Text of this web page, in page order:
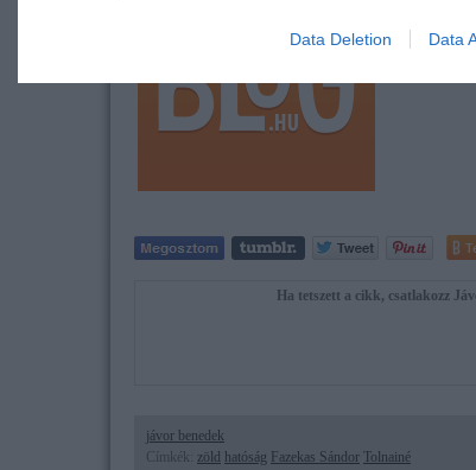
Data Deletion Data
Ha tetszett a cikk, csatlakozz
jávor benedek
Címkék: zöld hatóság Fazekas Sándor Tolnainé